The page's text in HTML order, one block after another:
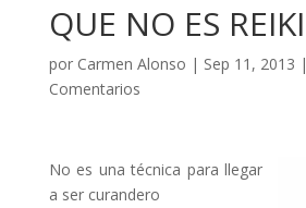
QUE NO ES REIKI
por Carmen Alonso | Sep 11, 2013 |
Comentarios
No es una técnica para llegar
a ser curandero